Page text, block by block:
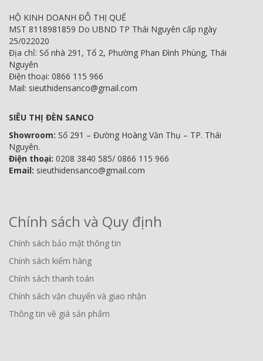
HỘ KINH DOANH ĐỖ THỊ QUẾ
MST 8118981859 Do UBND TP Thái Nguyên cấp ngày
25/022020
Địa chỉ: Số nhà 291, Tổ 2, Phường Phan Đình Phùng, Thái
Nguyên
Điện thoại: 0866 115 966
Mail: sieuthidensanco@gmail.com
SIÊU THỊ ĐÈN SANCO
Showroom: Số 291 – Đường Hoàng Văn Thụ – TP. Thái
Nguyên.
Điện thoại: 0208 3840 585/ 0866 115 966
Email: sieuthidensanco@gmail.com
Chính sách và Quy định
Chính sách bảo mật thông tin
Chính sách kiểm hàng
Chính sách thanh toán
Chính sách vận chuyển và giao nhận
Thông tin về giá sản phẩm